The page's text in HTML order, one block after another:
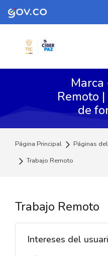
Skip to navigation
Skip to login form
Skip to footer
Saltar al contenido principal
Marca
Remoto
de
Página Principal Páginas
Trabajo Remoto
Trabajo Remoto
Intereses del